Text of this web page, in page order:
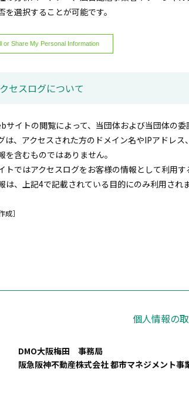
を選択することが可能です。
or Share My Personal Information
セスログについて
サイトの閲覧によって、当団体および当団体の
は、アクセスされた方のドメイン名やIPアドレ
を含むものではありません。
トではアクセスログをお客様の情報として利用す
は、上記4で記載されている目的にのみ利用されま
］
個人情報の
DMO大阪梅田 事務局
阪急阪神不動産株式会社 都市マネジメント事